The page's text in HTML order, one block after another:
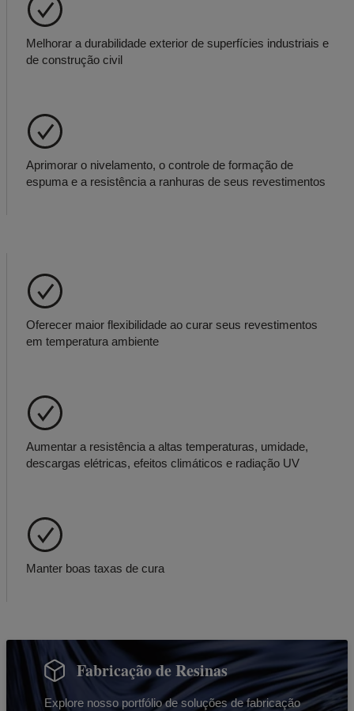
Melhorar a durabilidade exterior de superfícies industriais e
de construção civil
Aprimorar o nivelamento, o controle de formação de
espuma e a resistência a ranhuras de seus revestimentos
Oferecer maior flexibilidade ao curar seus revestimentos
em temperatura ambiente
Aumentar a resistência a altas temperaturas, umidade,
descargas elétricas, efeitos climáticos e radiação UV
Manter boas taxas de cura
Fabricação de Resinas
Explore nosso portfólio de soluções de fabricação